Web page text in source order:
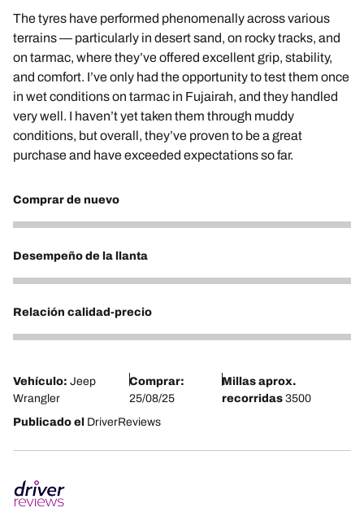
The tyres have performed phenomenally across various
terrains — particularly in desert sand, on rocky tracks, and
on tarmac, where they’ve offered excellent grip, stability,
and comfort. I’ve only had the opportunity to test them once
in wet conditions on tarmac in Fujairah, and they handled
very well. I haven’t yet taken them through muddy
conditions, but overall, they’ve proven to be a great
purchase and have exceeded expectations so far.
Comprar de nuevo
5
Desempeño de la llanta
5
Relación calidad-precio
5
Vehículo: Jeep
Wrangler
Comprar:
25/08/25
Millas aprox.
recorridas 3500
Publicado el DriverReviews